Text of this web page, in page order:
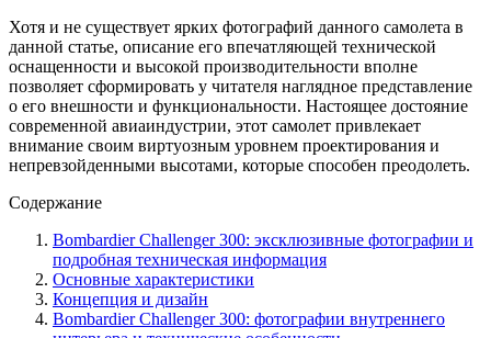
Хотя и не существует ярких фотографий данного самолета в
данной статье, описание его впечатляющей технической
оснащенности и высокой производительности вполне
позволяет сформировать у читателя наглядное представление
о его внешности и функциональности. Настоящее достояние
современной авиаиндустрии, этот самолет привлекает
внимание своим виртуозным уровнем проектирования и
непревзойденными высотами, которые способен преодолеть.
Содержание
Bombardier Challenger 300: эксклюзивные фотографии и
подробная техническая информация
Основные характеристики
Концепция и дизайн
Bombardier Challenger 300: фотографии внутреннего